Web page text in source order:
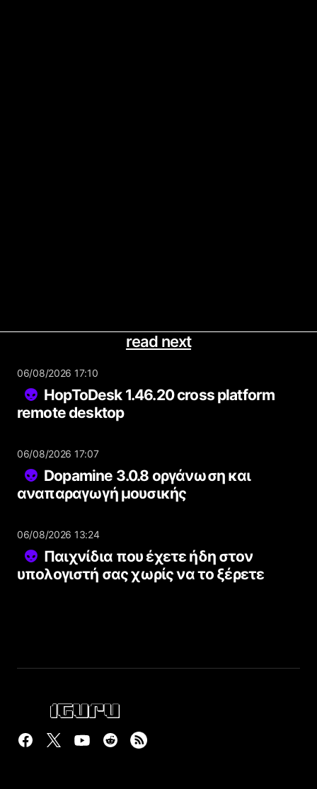
read next
06/08/2026 17:10
HopToDesk 1.46.20 cross platform
remote desktop
06/08/2026 17:07
Dopamine 3.0.8 οργάνωση και
αναπαραγωγή μουσικής
06/08/2026 13:24
Παιχνίδια που έχετε ήδη στον
υπολογιστή σας χωρίς να το ξέρετε